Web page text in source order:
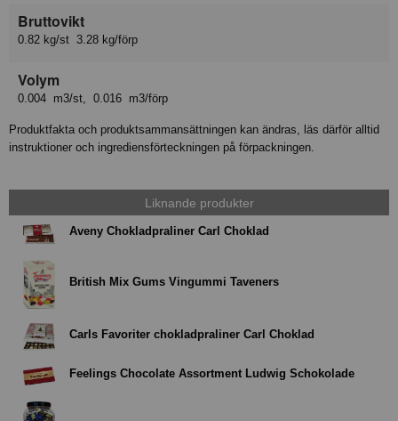
Bruttovikt
0.82 kg/st 3.28 kg/förp
Volym
0.004 m3/st, 0.016 m3/förp
Produktfakta och produktsammansättningen kan ändras, läs därför alltid
instruktioner och ingrediensförteckningen på förpackningen.
Liknande produkter
Aveny Chokladpraliner Carl Choklad
British Mix Gums Vingummi Taveners
Carls Favoriter chokladpraliner Carl Choklad
Feelings Chocolate Assortment Ludwig Schokolade